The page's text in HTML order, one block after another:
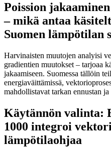
Poission
– mikä antaa
Suomen lämpötilan
Harvinaisten muutojen analyisi
gradientien muutokset – tarjoaa
jakaamiseen. Suomessa tällöin
energiaväittämissä,
mahdollistavat tarkan ennustan ja
Käytännön valinta:
1000 integroi
lämpötilaohjaa